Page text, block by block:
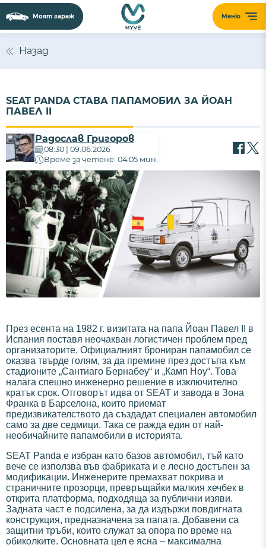
Меню
Моят гараж
Назад
SEAT PANDA СТАВА ПАПАМОБИЛ ЗА ЙОАН
ПАВЕЛ II
Радослав Григоров
08:30 | 09.06.2026
Време за четене: 04:05 мин.
През есента на 1982 г. визитата на папа Йоан Павел II в
Испания поставя неочакван логистичен проблем пред
организаторите. Официалният брониран папамобил се
оказва твърде голям, за да премине през достъпа към
стадионите „Сантиаго Бернабеу“ и „Камп Ноу“. Това
налага спешно инженерно решение в изключително
кратък срок. Отговорът идва от SEAT и завода в Зона
Франка в Барселона, които приемат
предизвикателството да създадат специален автомобил
само за две седмици. Така се ражда един от най-
необичайните папамобили в историята.
SEAT Panda е избран като базов автомобил, тъй като
вече се използва във фабриката и е лесно достъпен за
модификации. Инженерите премахват покрива и
страничните прозорци, превръщайки малкия хечбек в
открита платформа, подходяща за публични изяви.
Задната част е подсилена, за да издържи повдигната
конструкция, предназначена за папата. Добавени са
защитни тръби, които служат за опора по време на
обиколките. Основната цел е ясна – максимална